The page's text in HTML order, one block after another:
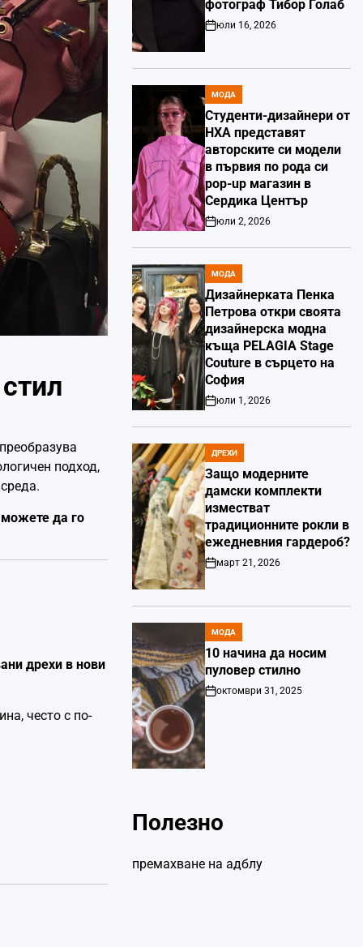
подход,
да го
дрехи в нови
често с по-
фотограф Тибор Голаб
Post
юли 16, 2026
POSTED
IN
МОДА
Студенти-дизайнери от
НХА представят
авторските си модели
в първия по рода си
pop-up магазин в
Сердика Център
Post
юли 2, 2026
POSTED
IN
МОДА
Дизайнерката Пенка
Петрова откри своята
дизайнерска модна
къща PELAGIA Stage
Couture в сърцето на
София
Post
юли 1, 2026
POSTED
IN
ДРЕХИ
Защо модерните
дамски комплекти
изместват
традиционните рокли в
ежедневния гардероб?
Post
март 21, 2026
POSTED
IN
МОДА
10 начина да носим
пуловер стилно
Post
Date
октомври 31, 2025
Полезно
премахване на адблу